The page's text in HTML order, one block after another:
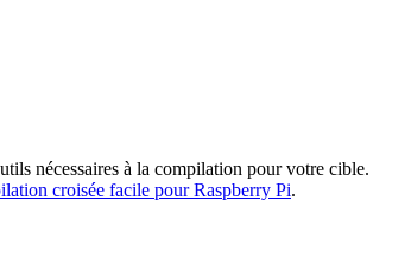
nécessaires à la compilation pour votre cible.
croisée facile pour Raspberry Pi.